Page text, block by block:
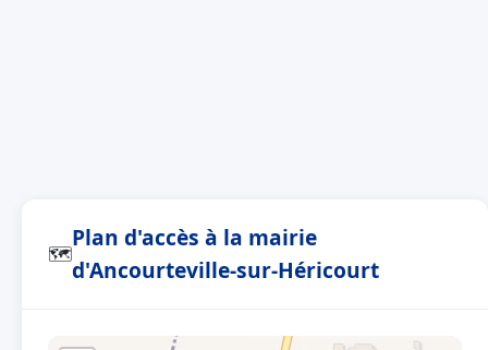
🗺
Plan d'accès à la mairie
d'Ancourteville-sur-Héricourt